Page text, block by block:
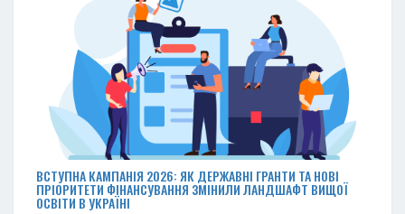
ВСТУПНА КАМПАНІЯ 2026: ЯК ДЕРЖАВНІ ГРАНТИ ТА НОВІ
ПРІОРИТЕТИ ФІНАНСУВАННЯ ЗМІНИЛИ ЛАНДШАФТ ВИЩОЇ
ОСВІТИ В УКРАЇНІ